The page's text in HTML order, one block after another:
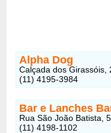
Alpha Dog
Calçada dos Girassóis,
(11) 4195-3984
Bar e Lanches
Rua São João Batista,
(11) 4198-1102